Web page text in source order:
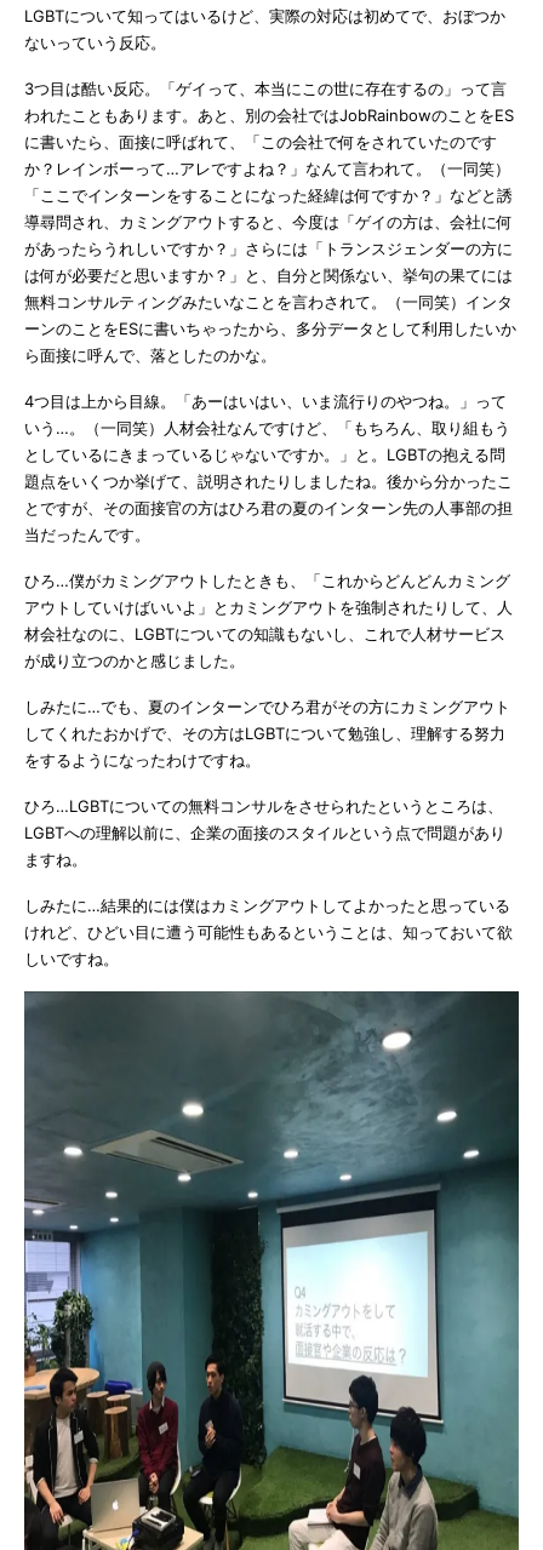
LGBTについて知ってはいるけど、実際の対応は初めてで、おぼつか
ないっていう反応。
3つ目は酷い反応。「ゲイって、本当にこの世に存在するの」って言
われたこともあります。あと、別の会社ではJobRainbowのことをES
に書いたら、面接に呼ばれて、「この会社で何をされていたのです
か？レインボーって…アレですよね？」なんて言われて。（一同笑）
「ここでインターンをすることになった経緯は何ですか？」などと誘
導尋問され、カミングアウトすると、今度は「ゲイの方は、会社に何
があったらうれしいですか？」さらには「トランスジェンダーの方に
は何が必要だと思いますか？」と、自分と関係ない、挙句の果てには
無料コンサルティングみたいなことを言わされて。（一同笑）インタ
ーンのことをESに書いちゃったから、多分データとして利用したいか
ら面接に呼んで、落としたのかな。
4つ目は上から目線。「あーはいはい、いま流行りのやつね。」って
いう…。（一同笑）人材会社なんですけど、「もちろん、取り組もう
としているにきまっているじゃないですか。」と。LGBTの抱える問
題点をいくつか挙げて、説明されたりしましたね。後から分かったこ
とですが、その面接官の方はひろ君の夏のインターン先の人事部の担
当だったんです。
ひろ…僕がカミングアウトしたときも、「これからどんどんカミング
アウトしていけばいいよ」とカミングアウトを強制されたりして、人
材会社なのに、LGBTについての知識もないし、これで人材サービス
が成り立つのかと感じました。
しみたに…でも、夏のインターンでひろ君がその方にカミングアウト
してくれたおかげで、その方はLGBTについて勉強し、理解する努力
をするようになったわけですね。
ひろ…LGBTについての無料コンサルをさせられたというところは、
LGBTへの理解以前に、企業の面接のスタイルという点で問題があり
ますね。
しみたに…結果的には僕はカミングアウトしてよかったと思っている
けれど、ひどい目に遭う可能性もあるということは、知っておいて欲
しいですね。